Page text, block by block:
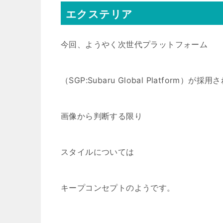
エクステリア
今回、ようやく次世代プラットフォーム
（SGP:Subaru Global Platform）が採用さ
画像から判断する限り
スタイルについては
キープコンセプトのようです。